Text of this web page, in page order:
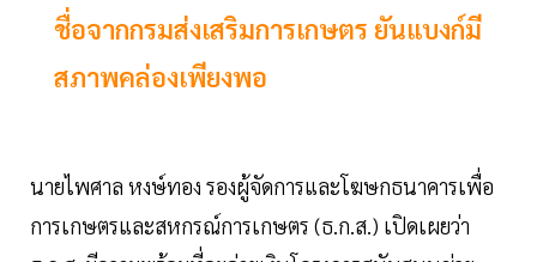
ชื่อจากกรมส่งเสริมการเกษตร ยันแบงก์มี
สภาพคล่องเพียงพอ
นายไพศาล หงษ์ทอง รองผู้จัดการและโฆษกธนาคารเพื่อ
การเกษตรและสหกรณ์การเกษตร (ธ.ก.ส.) เปิดเผยว่า